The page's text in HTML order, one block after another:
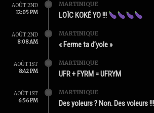
AOÛT 2ND
12:05 PM
MARTINIQUE
LOÏC KOKÉ YO !!!
AOÛT 2ND
8:08 AM
MARTINIQUE
« Ferme ta d’yole »
AOÛT 1ST
8:42 PM
MARTINIQUE
UFR + FYRM = UFRYM
AOÛT 1ST
6:56 PM
MARTINIQUE
Des yoleurs ? Non. Des voleurs !!!